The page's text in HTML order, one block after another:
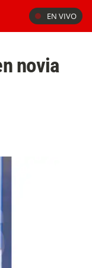
EN VIVO
novia